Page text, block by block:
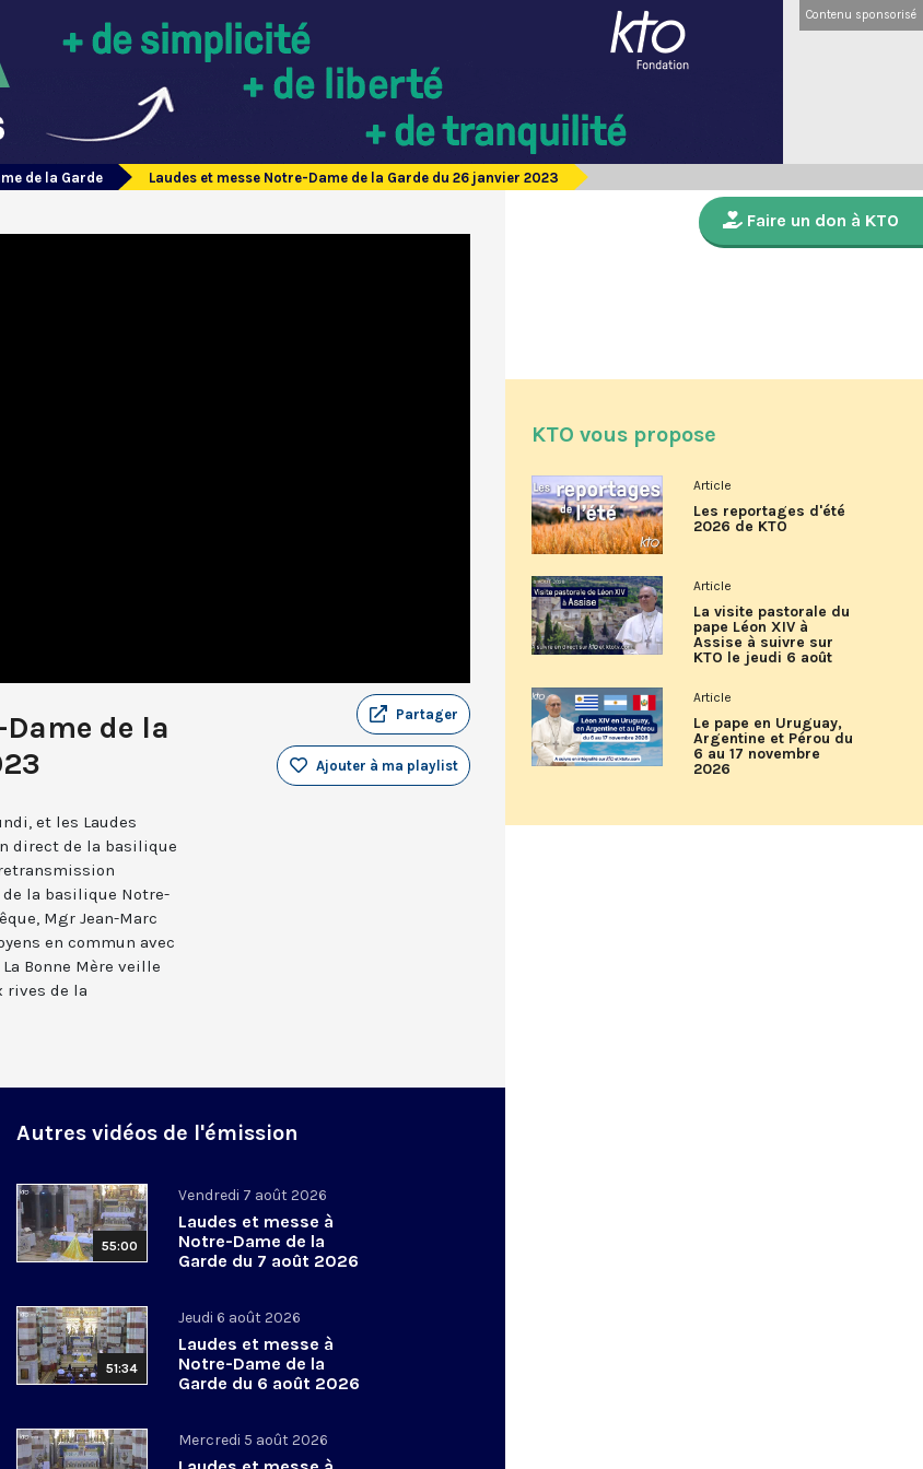
Contenu sponsorisé
de la Garde Laudes et messe Notre-Dame de la Garde du 26 janvier 2023
de la
Partager
Ajouter à ma playlist
et les Laudes
direct de la basilique
la basilique Notre-
Mgr Jean-Marc
en commun avec
Bonne Mère veille
rives de la
Autres vidéos de l'émission
55:00
Vendredi 7 août 2026
Laudes et messe à
Notre-Dame de la
Garde du 7 août 2026
51:34
Jeudi 6 août 2026
Laudes et messe à
Notre-Dame de la
Garde du 6 août 2026
Mercredi 5 août 2026
Faire un don à KTO
KTO vous propose
Article
Les reportages d'été
2026 de KTO
Article
La visite pastorale du
pape Léon XIV à
Assise à suivre sur
KTO le jeudi 6 août
Article
Le pape en Uruguay,
Argentine et Pérou du
6 au 17 novembre
2026